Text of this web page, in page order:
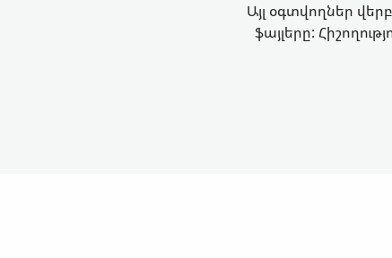
Այլ օգտվողներ
ֆայլերը: